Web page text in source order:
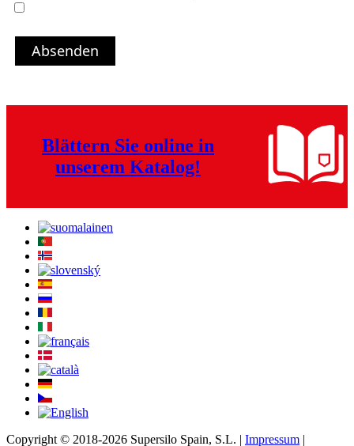
Absenden
Blättern Sie online in
unserem Katalog!
Copyright © 2018-2026 Supersilo Spain, S.L. | Impressum |